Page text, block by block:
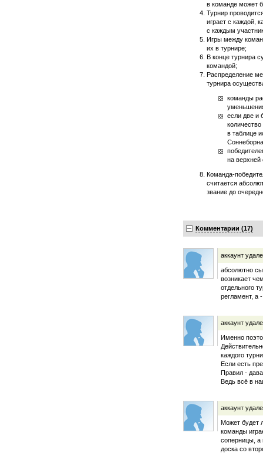
в команде может
Турнир
играет с каждой,
с каждым
Игры между
их в турнире;
В конце турнира
командой;
Распределение
турнира
команды
если две и
в таблице
на верхней
Команда-
считается
звание до
Комментарии (17)
аккаунт
абсолютно
возникает
отдельного
регламент, а
аккаунт
Именно
каждого
Если есть
Правил -
Ведь всё в
аккаунт
Может будет
команды
соперницы, а
доска со